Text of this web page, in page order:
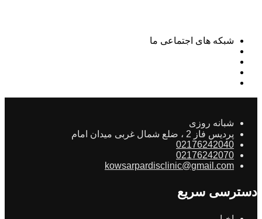
شبکه های اجتماعی ما
شبانه روزی
پردیس فاز 2 ، ضلع شمال غربی میدان امام
02176242040
02176242070
kowsarpardisclinic@gmail.com
دسترسی سریع